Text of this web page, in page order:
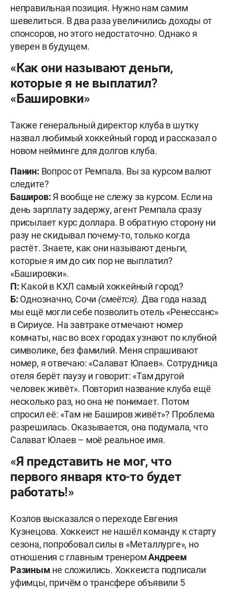
неправильная позиция. Нужно нам самим
шевелиться. В два раза увеличились доходы от
спонсоров, но этого недостаточно. Однако я
уверен в будущем.
«Как они называют деньги,
которые я не выплатил?
«Башировки»
Также генеральный директор клуба в шутку
назвал любимый хоккейный город и рассказал о
новом нейминге для долгов клуба.
Панин: Вопрос от Ремпала. Вы за курсом валют
следите?
Баширов: Я вообще не слежу за курсом. Если на
день зарплату задержу, агент Ремпала сразу
присылает курс доллара. В обратную сторону ни
разу не скидывал почему-то, только когда
растёт. Знаете, как они называют деньги,
которые я им до сих пор не выплатил?
«Башировки».
П: Какой в КХЛ самый хоккейный город?
Б: Однозначно, Сочи (смеётся). Два года назад
мы ещё могли себе позволить отель «Ренессанс»
в Сириусе. На завтраке отмечают номер
комнаты, нас во всех городах узнают по клубной
символике, без фамилий. Меня спрашивают
номер, я отвечаю: «Салават Юлаев». Сотрудница
отеля берёт паузу и говорит: «Там другой
человек живёт». Повторил название клуба ещё
несколько раз, но она не понимает. Потом
спросил её: «Там не Баширов живёт»? Проблема
разрешилась. Оказывается, она подумала, что
Салават Юлаев – моё реальное имя.
«Я представить не мог, что
первого января кто-то будет
работать!»
Козлов высказался о переходе Евгения
Кузнецова. Хоккеист не нашёл команду к старту
сезона, попробовал силы в «Металлурге», но
отношения с главным тренеромАндреем
Разиным не сложились. Хоккеиста подписали
уфимцы, причём о трансфере объявили 5